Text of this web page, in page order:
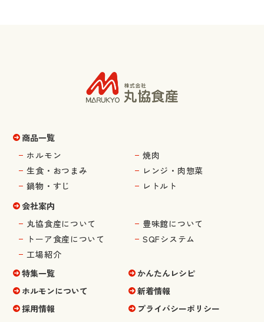
商品一覧
ホルモン
焼肉
生食・おつまみ
レンジ・肉惣菜
鍋物・すじ
レトルト
会社案内
丸協食産について
豊味館について
トーア食産について
SQFシステム
工場紹介
特集一覧
かんたんレシピ
ホルモンについて
新着情報
採用情報
プライバシーポリシー